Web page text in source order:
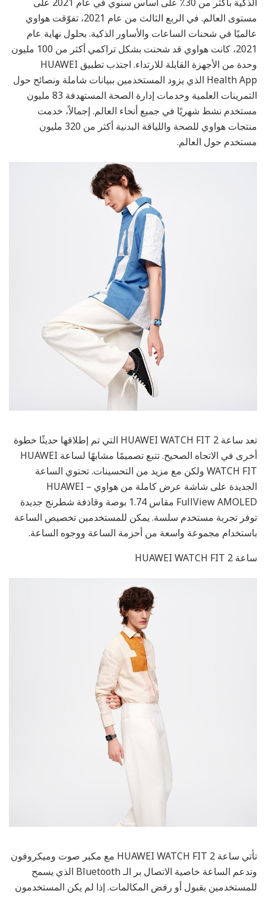
الذكية بأكثر من 30٪ على أساس سنوي في عام 2021 على
مستوى العالم. في الربع الثالث من عام 2021، تفوّقت هواوي
عالميًا في شحنات الساعات والأساور الذكية. بحلول نهاية عام
2021، كانت هواوي قد شحنت بشكل تراكمي أكثر من 100 مليون
وحدة من الأجهزة القابلة للارتداء. اجتذب تطبيق HUAWEI
Health App الذي يزود المستخدمين ببيانات شاملة ونصائح حول
التمرينات العلمية وخدمات إدارة الصحة المستهدفة 83 مليون
مستخدم نشط شهريًا في جميع أنحاء العالم. إجمالاً، خدمت
منتجات هواوي للصحة واللياقة البدنية أكثر من 320 مليون
مستخدم حول العالم.
تعد ساعة HUAWEI WATCH FIT 2 التي تم إطلاقها حديثًا خطوة
أخرى في الاتجاه الصحيح. تتبع تصميمًا مشابهًا لساعة HUAWEI
WATCH FIT ولكن مع مزيد من التحسينات. تحتوي الساعة
الجديدة على شاشة عرض كاملة من هواوي – HUAWEI
FullView AMOLED مقاس 1.74 بوصة وقاذفة شطرنج جديدة
توفر تجربة مستخدم سلسة. يمكن للمستخدمين تخصيص الساعة
باستخدام مجموعة واسعة من أحزمة الساعة ووجوه الساعة.
ساعة HUAWEI WATCH FIT 2
تأتي ساعة HUAWEI WATCH FIT 2 مع مكبر صوت وميكروفون
وتدعم الساعة خاصية الاتصال بر الـ Bluetooth الذي يسمح
للمستخدمين بقبول أو رفض المكالمات. إذا لم يكن المستخدمون